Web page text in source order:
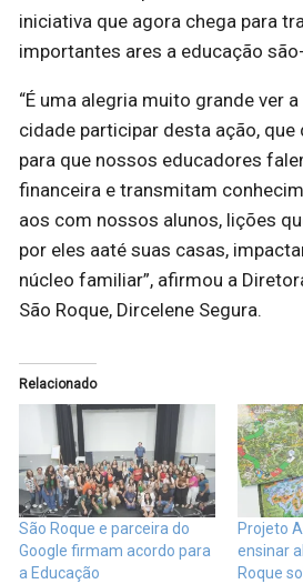
iniciativa que agora chega para
importantes ares a educação
“É uma alegria muito grande ver
cidade participar desta ação, que
para que nossos educadores
financeira e transmitam
aos com nossos alunos, lições
por eles aaté suas casas,
núcleo familiar”, afirmou a
São Roque, Dircelene Segura.
Relacionado
São Roque e parceira do
Google firmam acordo para
a Educação
Projeto
ensinar
Roque